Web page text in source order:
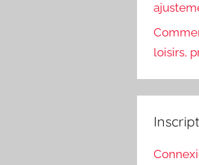
loisirs,